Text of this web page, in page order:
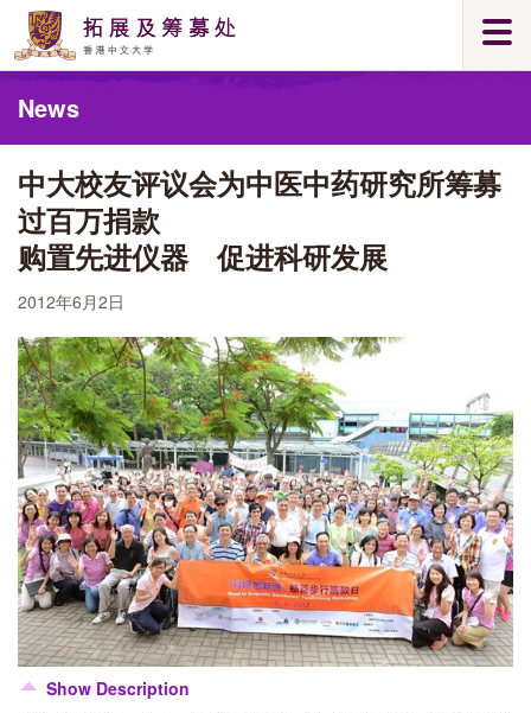
Skip
main
content
News
中大校友评议会为中医中药研究所筹募
过百万捐款
购置先进仪器 促进科研发展
2012年6月2日
Show Description